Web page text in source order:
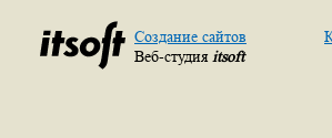
Создание сайтов
Веб-студия itsoft